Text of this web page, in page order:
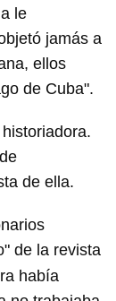
le
jamás a
ellos
de Cuba".
de ella.
de la revista
había